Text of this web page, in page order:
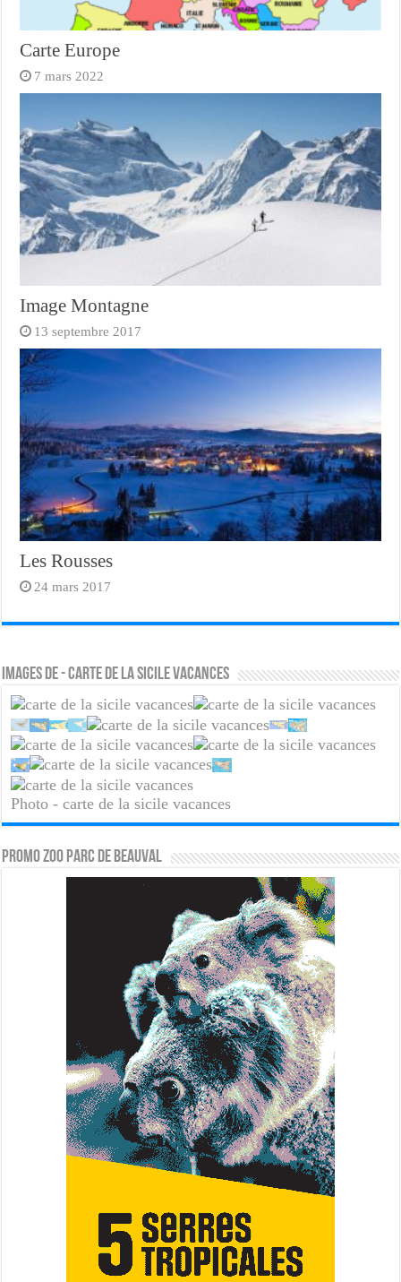
Carte Europe
7 mars 2022
Image Montagne
13 septembre 2017
Les Rousses
24 mars 2017
Images de - carte de la sicile vacances
Photo - carte de la sicile vacances
PROMO ZOO PARC DE BEAUVAL